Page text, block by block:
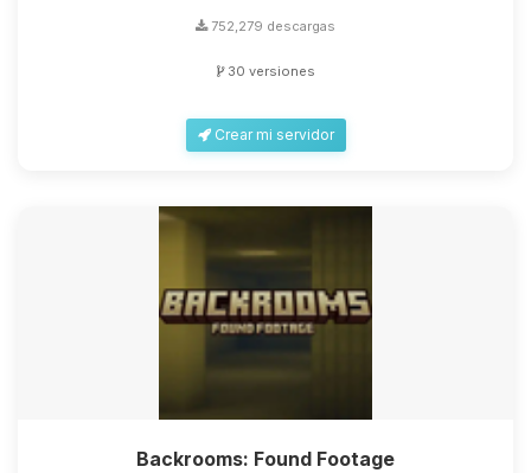
752,279 descargas
30 versiones
Crear mi servidor
Backrooms: Found Footage